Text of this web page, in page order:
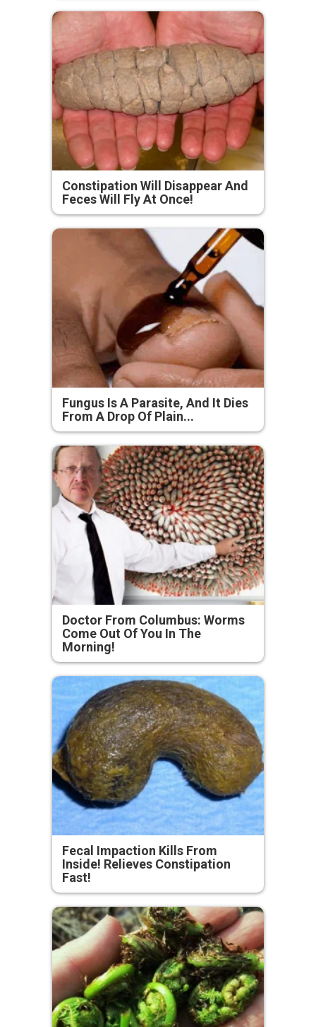
Constipation Will Disappear And
Feces Will Fly At Once!
Fungus Is A Parasite, And It Dies
From A Drop Of Plain...
Doctor From Columbus: Worms
Come Out Of You In The
Morning!
Fecal Impaction Kills From
Inside! Relieves Constipation
Fast!